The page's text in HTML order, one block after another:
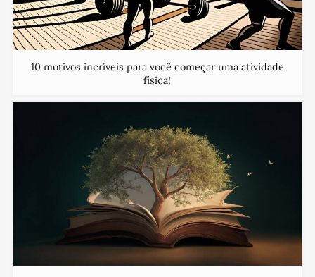
10 motivos incríveis para você começar uma atividade
física!